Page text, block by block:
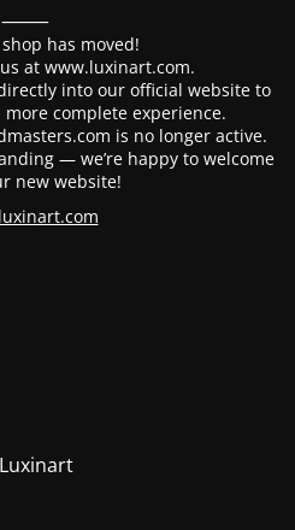
⸻
has moved!
at www.luxinart.com.
into our official website to
complete experience.
is no longer active.
— we’re happy to welcome
new website!